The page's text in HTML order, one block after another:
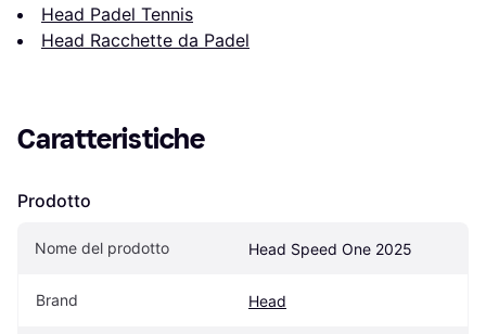
Head Padel Tennis
Head Racchette da Padel
Caratteristiche
Prodotto
Nome del prodotto Head Speed One 2025
Brand Head